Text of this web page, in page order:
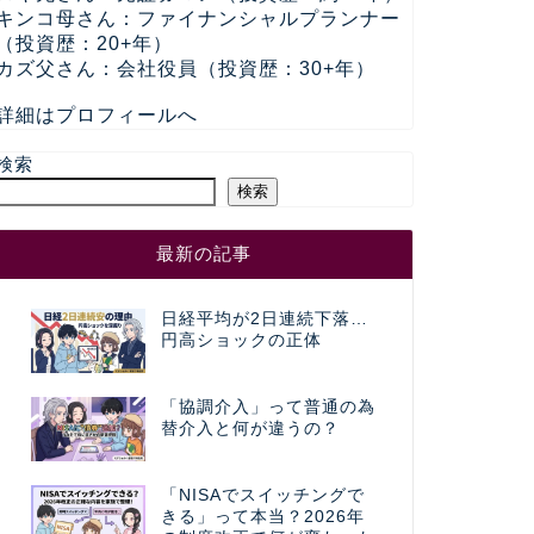
ンコ母さん：ファイナンシャルプランナー
投資歴：20+年）
ズ父さん：会社役員（投資歴：30+年）
細はプロフィールへ
索
検索
最新の記事
日経平均が2日連続下落…
円高ショックの正体
「協調介入」って普通の為
替介入と何が違うの？
「NISAでスイッチングで
きる」って本当？2026年